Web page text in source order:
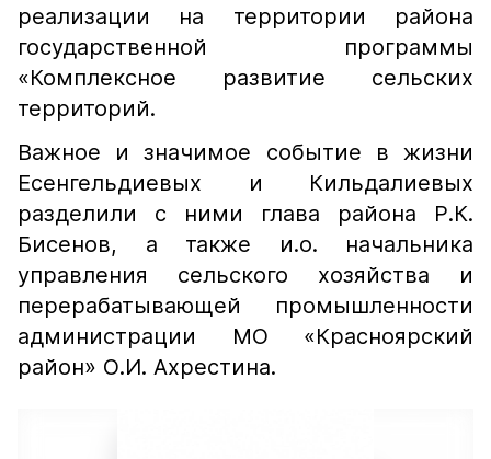
реализации на территории района
государственной программы
«Комплексное развитие сельских
территорий.
Важное и значимое событие в жизни
Есенгельдиевых и Кильдалиевых
разделили с ними глава района Р.К.
Бисенов, а также и.о. начальника
управления сельского хозяйства и
перерабатывающей промышленности
администрации МО «Красноярский
район» О.И. Ахрестина.